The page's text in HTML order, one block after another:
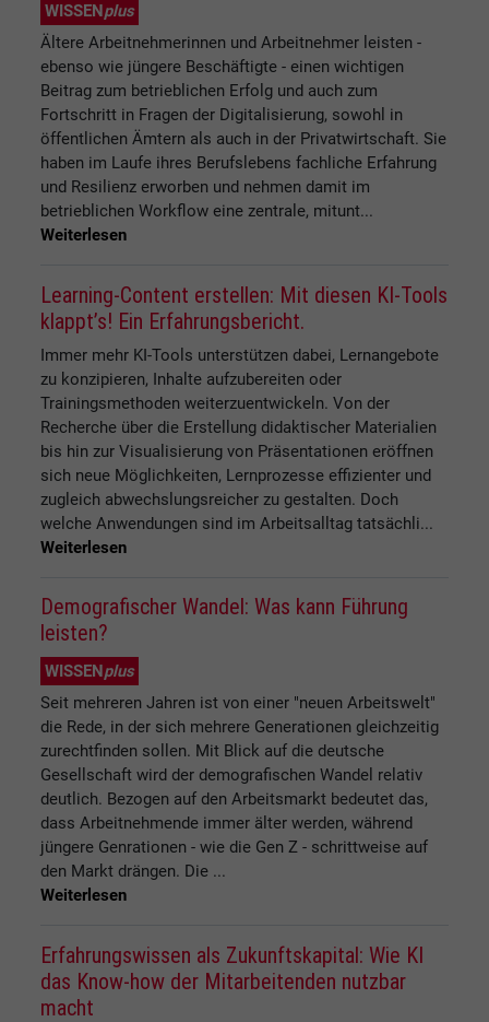
WISSENplus
Ältere Arbeitnehmerinnen und Arbeitnehmer leisten -
ebenso wie jüngere Beschäftigte - einen wichtigen
Beitrag zum betrieblichen Erfolg und auch zum
Fortschritt in Fragen der Digitalisierung, sowohl in
öffentlichen Ämtern als auch in der Privatwirtschaft. Sie
haben im Laufe ihres Berufslebens fachliche Erfahrung
und Resilienz erworben und nehmen damit im
betrieblichen Workflow eine zentrale, mitunt...
Weiterlesen
Learning-Content erstellen: Mit diesen KI-Tools
klappt’s! Ein Erfahrungsbericht.
Immer mehr KI-Tools unterstützen dabei, Lernangebote
zu konzipieren, Inhalte aufzubereiten oder
Trainingsmethoden weiterzuentwickeln. Von der
Recherche über die Erstellung didaktischer Materialien
bis hin zur Visualisierung von Präsentationen eröffnen
sich neue Möglichkeiten, Lernprozesse effizienter und
zugleich abwechslungsreicher zu gestalten. Doch
welche Anwendungen sind im Arbeitsalltag tatsächli...
Weiterlesen
Demografischer Wandel: Was kann Führung
leisten?
WISSEN plus
Seit mehreren Jahren ist von einer "neuen Arbeitswelt"
die Rede, in der sich mehrere Generationen gleichzeitig
zurechtfinden sollen. Mit Blick auf die deutsche
Gesellschaft wird der demografischen Wandel relativ
deutlich. Bezogen auf den Arbeitsmarkt bedeutet das,
dass Arbeitnehmende immer älter werden, während
jüngere Genrationen - wie die Gen Z - schrittweise auf
den Markt drängen. Die ...
Weiterlesen
Erfahrungswissen als Zukunftskapital: Wie KI
das Know-how der Mitarbeitenden nutzbar
macht